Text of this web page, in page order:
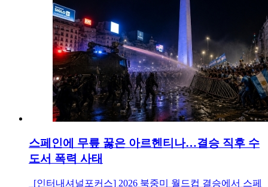
스페인에 무릎 꿇은 아르헨티나…결승 직후 수
도서 폭력 사태
[인터내셔널포커스] 2026 북중미 월드컵 결승에서 스페